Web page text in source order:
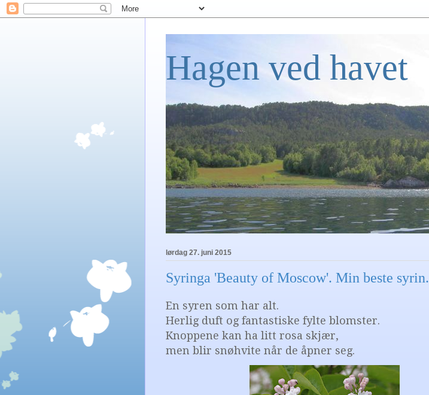
Hagen ved havet
lørdag 27. juni 2015
Syringa 'Beauty of Moscow'. Min beste syrin.
En syren som har alt.
Herlig duft og fantastiske fylte blomster.
Knoppene kan ha litt rosa skjær,
men blir snøhvite når de åpner seg.